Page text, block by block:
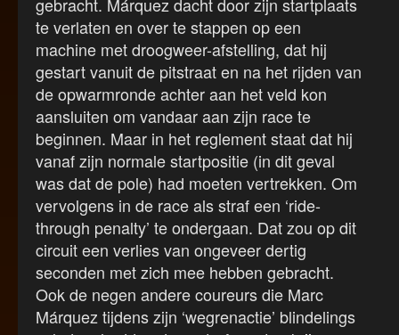
te verlaten en over te stappen op een
machine met droogweer-afstelling, dat hij
gestart vanuit de pitstraat en na het rijden van
de opwarmronde achter aan het veld kon
aansluiten om vandaar aan zijn race te
beginnen. Maar in het reglement staat dat hij
vanaf zijn normale startpositie (in dit geval
was dat de pole) had moeten vertrekken. Om
vervolgens in de race als straf een ‘ride-
through penalty’ te ondergaan. Dat zou op dit
circuit een verlies van ongeveer dertig
seconden met zich mee hebben gebracht.
Ook de negen andere coureurs die Marc
Márquez tijdens zijn ‘wegrenactie’ blindelings